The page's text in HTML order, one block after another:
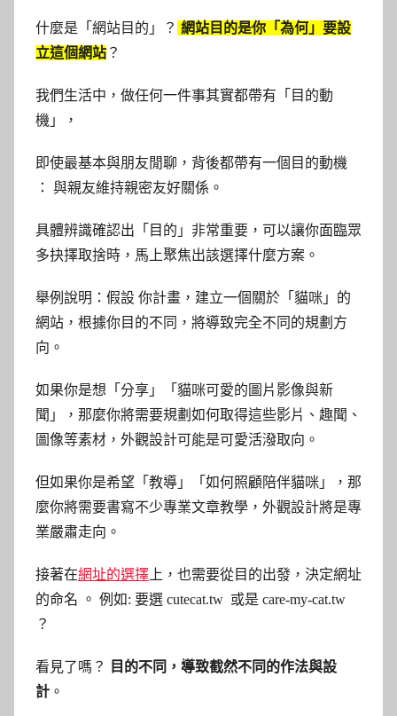
什麼是「網站目的」？ 網站目的是你「為何」要設
立這個網站 ？
我們生活中，做任何一件事其實都帶有「目的動
機」，
即使最基本與朋友閒聊，背後都帶有一個目的動機
： 與親友維持親密友好關係。
具體辨識確認出「目的」非常重要，可以讓你面臨眾
多抉擇取捨時，馬上聚焦出該選擇什麼方案。
舉例說明：假設 你計畫，建立一個關於「貓咪」的
網站，根據你目的不同，將導致完全不同的規劃方
向。
如果你是想「分享」「貓咪可愛的圖片影像與新
聞」，那麼你將需要規劃如何取得這些影片、趣聞、
圖像等素材，外觀設計可能是可愛活潑取向。
但如果你是希望「教導」「如何照顧陪伴貓咪」，那
麼你將需要書寫不少專業文章教學，外觀設計將是專
業嚴肅走向。
接著在網址的選擇上，也需要從目的出發，決定網址
的命名 。 例如: 要選 cutecat.tw 或是 care-my-cat.tw
？
看見了嗎？
目的不同，導致截然不同的作法與設
計 。